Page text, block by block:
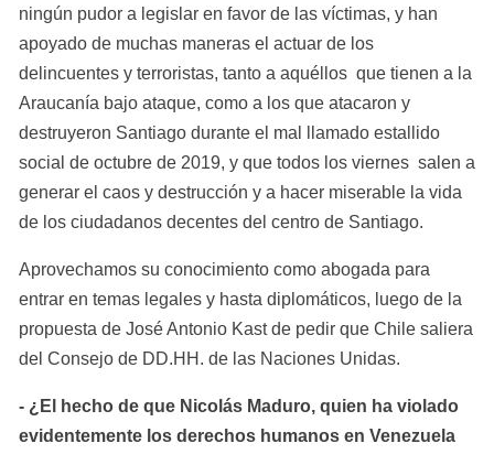
ningún pudor a legislar en favor de las víctimas, y han
apoyado de muchas maneras el actuar de los
delincuentes y terroristas, tanto a aquéllos  que tienen a la
Araucanía bajo ataque, como a los que atacaron y
destruyeron Santiago durante el mal llamado estallido
social de octubre de 2019, y que todos los viernes  salen a
generar el caos y destrucción y a hacer miserable la vida
de los ciudadanos decentes del centro de Santiago.
Aprovechamos su conocimiento como abogada para
entrar en temas legales y hasta diplomáticos, luego de la
propuesta de José Antonio Kast de pedir que Chile saliera
del Consejo de DD.HH. de las Naciones Unidas.
- ¿El hecho de que Nicolás Maduro, quien ha violado
evidentemente los derechos humanos en Venezuela